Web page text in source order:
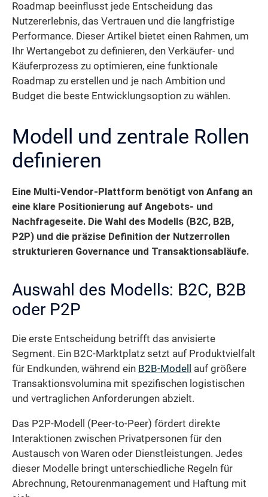
Roadmap beeinflusst jede Entscheidung das
Nutzererlebnis, das Vertrauen und die langfristige
Performance. Dieser Artikel bietet einen Rahmen, um
Ihr Wertangebot zu definieren, den Verkäufer- und
Käuferprozess zu optimieren, eine funktionale
Roadmap zu erstellen und je nach Ambition und
Budget die beste Entwicklungsoption zu wählen.
Modell und zentrale Rollen
definieren
Eine Multi-Vendor-Plattform benötigt von Anfang an
eine klare Positionierung auf Angebots- und
Nachfrageseite. Die Wahl des Modells (B2C, B2B,
P2P) und die präzise Definition der Nutzerrollen
strukturieren Governance und Transaktionsabläufe.
Auswahl des Modells: B2C, B2B
oder P2P
Die erste Entscheidung betrifft das anvisierte
Segment. Ein B2C-Marktplatz setzt auf Produktvielfalt
für Endkunden, während ein B2B-Modell
auf größere
Transaktionsvolumina mit spezifischen logistischen
und vertraglichen Anforderungen abzielt.
Das P2P-Modell (Peer-to-Peer) fördert direkte
Interaktionen zwischen Privatpersonen für den
Austausch von Waren oder Dienstleistungen. Jedes
dieser Modelle bringt unterschiedliche Regeln für
Abrechnung, Retourenmanagement und Haftung mit